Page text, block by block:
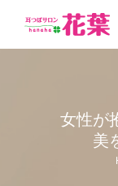
女性が
美